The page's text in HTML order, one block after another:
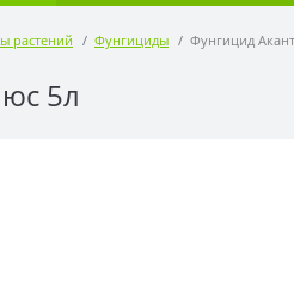
растений Фунгициды Фунгицид
5л